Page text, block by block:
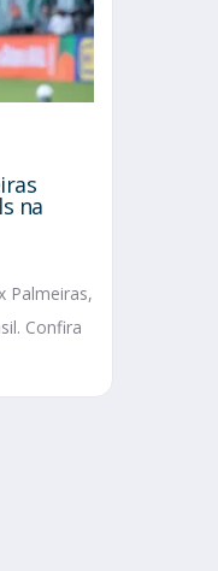
na
Palmeiras,
Confira